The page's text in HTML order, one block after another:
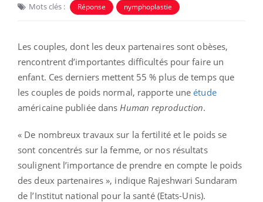
Mots clés : Réponse nymphoplastie
Les couples, dont les deux partenaires sont obèses,
rencontrent d’importantes difficultés pour faire un
enfant. Ces derniers mettent 55 % plus de temps que
les couples de poids normal, rapporte uneétude
américaine publiée dans Human reproduction.
« De nombreux travaux sur la fertilité et le poids se
sont concentrés sur la femme, or nos résultats
soulignent l’importance de prendre en compte le poids
des deux partenaires », indique Rajeshwari Sundaram
de l’Institut national pour la santé (Etats-Unis).